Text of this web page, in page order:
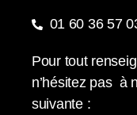
01 60 36 57
Pour tout
n’hésitez pas à
suivante :